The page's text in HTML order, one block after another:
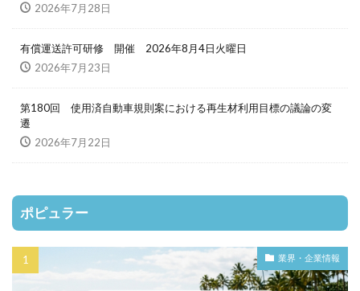
2026年7月28日
有償運送許可研修 開催 2026年8月4日火曜日
2026年7月23日
第180回 使用済自動車規則案における再生材利用目標の議論の変
遷
2026年7月22日
ポピュラー
業界・企業情報